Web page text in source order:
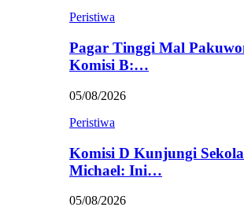
Peristiwa
Pagar Tinggi Mal
Komisi B:…
05/08/2026
Peristiwa
Komisi D Kunjungi
Michael: Ini…
05/08/2026